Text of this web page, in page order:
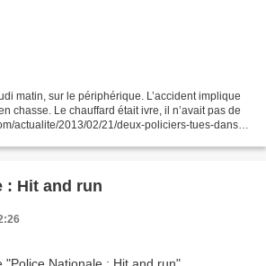
matin, sur le périphérique. L’accident implique
chasse. Le chauffard était ivre, il n’avait pas de
actualite/2013/02/21/deux-policiers-tues-dans-
: Hit and run